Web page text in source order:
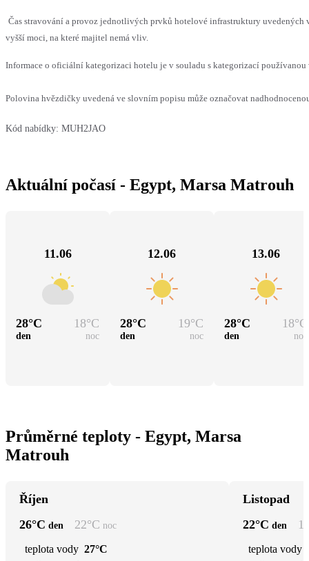
Čas stravování a provoz jednotlivých prvků hotelové infrastruktury uvedených
vyšší moci, na které majitel nemá vliv.
Informace o oficiální kategorizaci hotelu je v souladu s kategorizací
Polovina hvězdičky uvedená ve slovním popisu může označovat
Kód nabídky: MUH2JAO
Aktuální počasí - Egypt, Marsa Matrouh
11.06
28°C 18°C
den noc
12.06
28°C 19°C
den noc
13.06
28°C 18°C
den noc
Průměrné teploty - Egypt, Marsa
Matrouh
Říjen
26°C den 22°C noc
teplota vody 27°C
Listopad
22°C den
teplota vody